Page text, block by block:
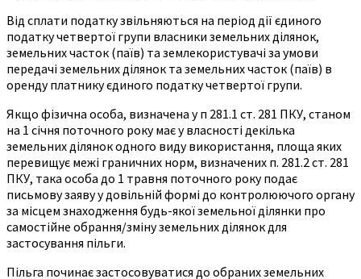
Від сплати податку звільняються на період дії єдиного
податку четвертої групи власники земельних ділянок,
земельних часток (паїв) та землекористувачі за умови
передачі земельних ділянок та земельних часток (паїв) в
оренду платнику єдиного податку четвертої групи.
Якщо фізична особа, визначена у п 281.1 ст. 281 ПКУ, станом
на 1 січня поточного року має у власності декілька
земельних ділянок одного виду використання, площа яких
перевищує межі граничних норм, визначених п. 281.2 ст. 281
ПКУ, така особа до 1 травня поточного року подає
письмову заяву у довільній формі до контролюючого органу
за місцем знаходження будь-якої земельної ділянки про
самостійне обрання/зміну земельних ділянок для
застосування пільги.
Пільга починає застосовуватися до обраних земельних